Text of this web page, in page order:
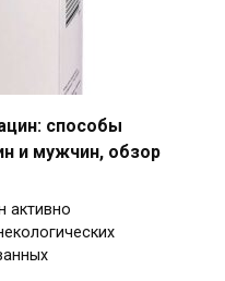
способы
и мужчин, обзор
активно